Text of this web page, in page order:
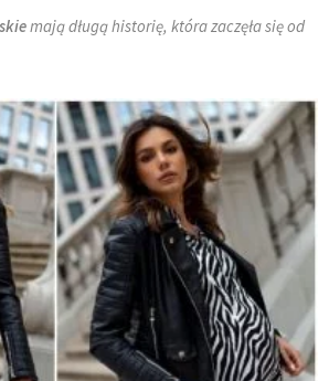
mają długą historię, która zaczęła się od